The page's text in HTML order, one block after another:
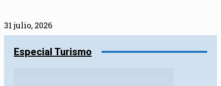
31 julio, 2026
Especial Turismo